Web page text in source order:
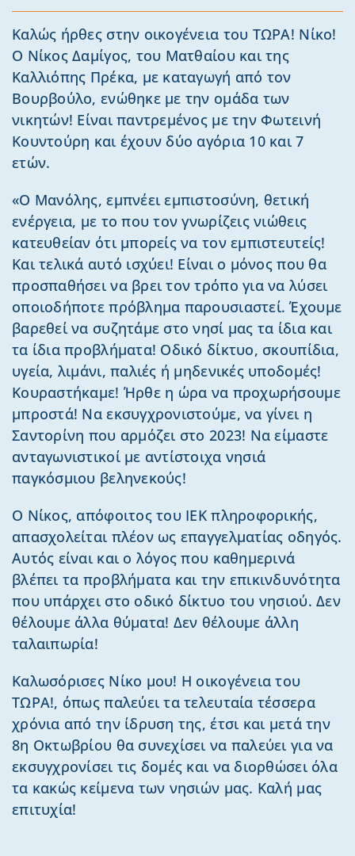
Καλώς ήρθες στην οικογένεια του ΤΩΡΑ! Νίκο!
Ο Νίκος Δαμίγος, του Ματθαίου και της
Καλλιόπης Πρέκα, με καταγωγή από τον
Βουρβούλο, ενώθηκε με την ομάδα των
νικητών! Είναι παντρεμένος με την Φωτεινή
Κουντούρη και έχουν δύο αγόρια 10 και 7
ετών.
«Ο Μανόλης, εμπνέει εμπιστοσύνη, θετική
ενέργεια, με το που τον γνωρίζεις νιώθεις
κατευθείαν ότι μπορείς να τον εμπιστευτείς!
Και τελικά αυτό ισχύει! Είναι ο μόνος που θα
προσπαθήσει να βρει τον τρόπο για να λύσει
οποιοδήποτε πρόβλημα παρουσιαστεί. Έχουμε
βαρεθεί να συζητάμε στο νησί μας τα ίδια και
τα ίδια προβλήματα! Οδικό δίκτυο, σκουπίδια,
υγεία, λιμάνι, παλιές ή μηδενικές υποδομές!
Κουραστήκαμε! Ήρθε η ώρα να προχωρήσουμε
μπροστά! Να εκσυγχρονιστούμε, να γίνει η
Σαντορίνη που αρμόζει στο 2023! Να είμαστε
ανταγωνιστικοί με αντίστοιχα νησιά
παγκόσμιου βεληνεκούς!
Ο Νίκος, απόφοιτος του ΙΕΚ πληροφορικής,
απασχολείται πλέον ως επαγγελματίας οδηγός.
Αυτός είναι και ο λόγος που καθημερινά
βλέπει τα προβλήματα και την επικινδυνότητα
που υπάρχει στο οδικό δίκτυο του νησιού. Δεν
θέλουμε άλλα θύματα! Δεν θέλουμε άλλη
ταλαιπωρία!
Καλωσόρισες Νίκο μου! Η οικογένεια του
ΤΩΡΑ!, όπως παλεύει τα τελευταία τέσσερα
χρόνια από την ίδρυση της, έτσι και μετά την
8η Οκτωβρίου θα συνεχίσει να παλεύει για να
εκσυγχρονίσει τις δομές και να διορθώσει όλα
τα κακώς κείμενα των νησιών μας. Καλή μας
επιτυχία!